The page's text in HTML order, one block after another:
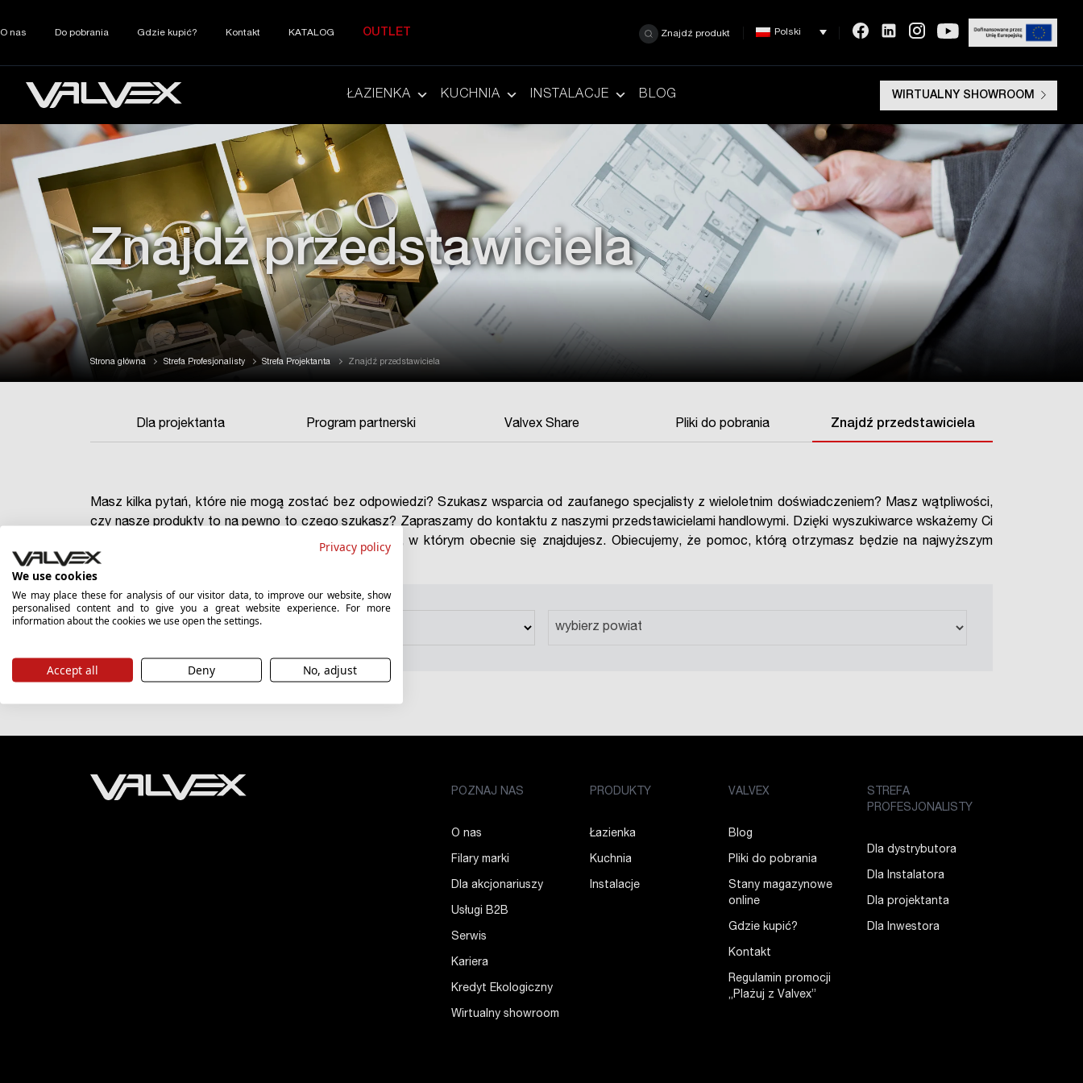
O nas Do pobrania Gdzie kupić? Kontakt KATALOG OUTLET Znajdź produkt Polski
ŁAZIENKA KUCHNIA INSTALACJE BLOG WIRTUALNY SHOWROOM
Znajdź przedstawiciela
Strona główna Strefa Profesjonalisty Strefa Projektanta Znajdź przedstawiciela
Dla projektanta Program partnerski Valvex Share Pliki do pobrania Znajdź przedstawiciela
Masz kilka pytań, które nie mogą zostać bez odpowiedzi? Szukasz wsparcia od zaufanego specjalisty z wieloletnim doświadczeniem? Masz wątpliwości,
czy nasze produkty to na pewno to czego szukasz? Zapraszamy do kontaktu z naszymi przedstawicielami handlowymi. Dzięki wyszukiwarce wskażemy Ci
osobę działającą w twoim regionie, najbliżej miejsca, w którym obecnie się znajdujesz. Obiecujemy, że pomoc, którą otrzymasz będzie na najwyższym
poziomie.
POZNAJ NAS
O nas
Filary marki
Dla akcjonariuszy
Usługi B2B
Serwis
Kariera
Kredyt Ekologiczny
Wirtualny showroom
PRODUKTY
Łazienka
Kuchnia
Instalacje
VALVEX
Blog
Pliki do pobrania
Stany magazynowe
online
Gdzie kupić?
Kontakt
Regulamin promocji
„Plażuj z Valvex”
STREFA
PROFESJONALISTY
Dla dystrybutora
Dla Instalatora
Dla projektanta
Dla Inwestora
Privacy policy
We use cookies
We may place these for analysis of our visitor data, to improve our website, show
personalised content and to give you a great website experience. For more
information about the cookies we use open the settings.
Accept all Deny No, adjust